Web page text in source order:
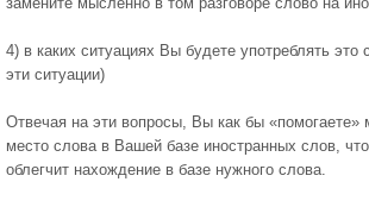
4) в каких ситуациях Вы будете употреблять это
эти ситуации)
Отвечая на эти вопросы, Вы как бы «помогаете»
место слова в Вашей базе иностранных слов,
облегчит нахождение в базе нужного слова.